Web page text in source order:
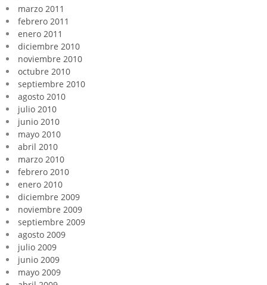
marzo 2011
febrero 2011
enero 2011
diciembre 2010
noviembre 2010
octubre 2010
septiembre 2010
agosto 2010
julio 2010
junio 2010
mayo 2010
abril 2010
marzo 2010
febrero 2010
enero 2010
diciembre 2009
noviembre 2009
septiembre 2009
agosto 2009
julio 2009
junio 2009
mayo 2009